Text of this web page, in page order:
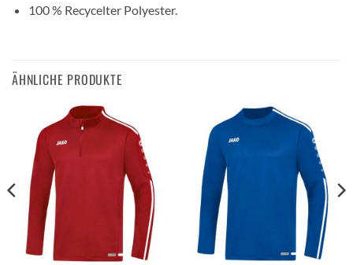
100 % Recycelter Polyester.
ÄHNLICHE PRODUKTE